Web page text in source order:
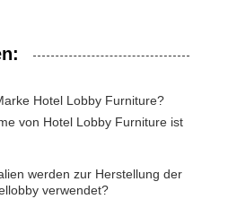
Hotel Lobby Furniture?
von Hotel Lobby Furniture ist
werden zur Herstellung der
verwendet?